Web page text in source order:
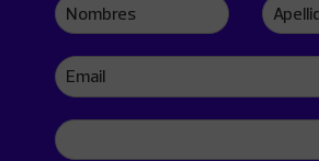
Nombres
Email